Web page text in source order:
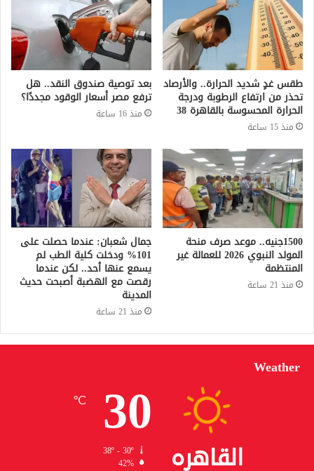
طقس غدٍ شديد الحرارة.. والأرصاد
تحذر من ارتفاع الرطوبة ودرجة
الحرارة المحسوسة بالقاهرة 38
منذ 15 ساعة
بعد توصية صندوق النقد.. هل
ترفع مصر أسعار الوقود مجددًا؟
منذ 16 ساعة
1500جنيه.. موعد صرف منحة
المولد النبوي 2026 للعمالة غير
المنتظمة
منذ 21 ساعة
جمال شعبان: عندما حصلت على
101% ودخلت كلية الطب لم
يسمع عنها أحد.. لكن عندما
رقصت مع الهضبة أصبحت حديث
المدينة
منذ 21 ساعة
Weather
القاهره
30
℃
38º - 30º
42%